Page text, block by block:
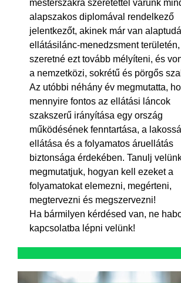
mesterszakra szeretettel várunk
alapszakos diplomával rendelkező
jelentkezőt, akinek már van
ellátásilánc-menedzsment területén,
szeretné ezt tovább mélyíteni, és
a nemzetközi, sokrétű és pörgős
Az utóbbi néhány év megmutatta,
mennyire fontos az ellátási láncok
szakszerű irányítása egy ország
működésének fenntartása, a
ellátása és a folyamatos áruellátás
biztonsága érdekében. Tanulj
megmutatjuk, hogyan kell ezeket a
folyamatokat elemezni, megérteni,
megtervezni és megszervezni!
Ha bármilyen kérdésed van, ne
kapcsolatba lépni velünk!